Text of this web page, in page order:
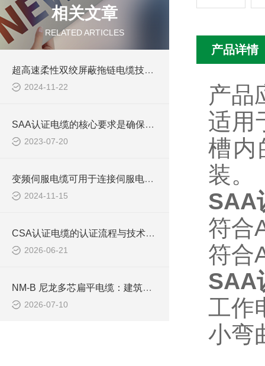
相关文章
RELATED ARTICLES
超高速柔性双绞屏蔽拖链电缆技术要求
2024-11-22
SAA认证电缆的核心要求是确保产品的安全性和可靠性
2023-07-20
变频伺服电缆可用于连接伺服电动机，实现精确的运动控制
2024-11-15
CSA认证电缆的认证流程与技术要求介绍
2026-06-21
NM-B 尼龙多芯扁平电缆：建筑室内支路供电布线线缆
2026-07-10
产品详情
产品
适用
槽内
装。
SAA
符合
符合
SAA
工作
小弯